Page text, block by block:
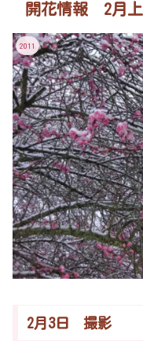
開花情報 2月
2011
2月3日 撮影